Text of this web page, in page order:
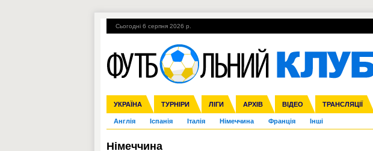
Сьогодні 6 серпня 2026 р.
УКРАЇНА ТУРНІРИ ЛІГИ АРХІВ ВІДЕО ТРАНСЛЯЦІЇ
Збірна Прем'єр-ліга Перша ліга Друга ліга Кубок України
Ліга чемпіонів Ліга Європи Міжнародні Ліга націй Ліга
Англія Іспанія Італія Німеччина Франція Інші
ЧС-2014 ЄВРО-2016 Росія Кубок конфедерацій ЧЄ-2015 (U-21)
Гарячі теми УПЛ, 1-й тур ВІЙНА УПЛ-ПЕРЕХОДИ
Німеччина